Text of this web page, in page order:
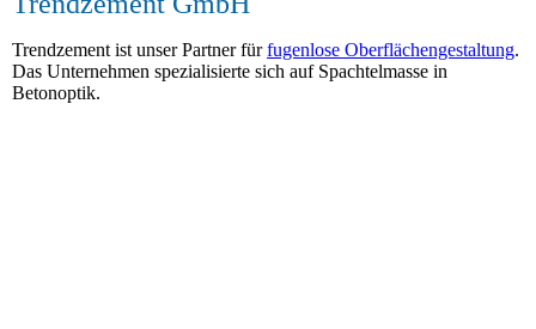
Trendzement ist unser Partner fürfugenlose Oberflächengestaltung.
Das Unternehmen spezialisierte sich auf Spachtelmasse in
Betonoptik.